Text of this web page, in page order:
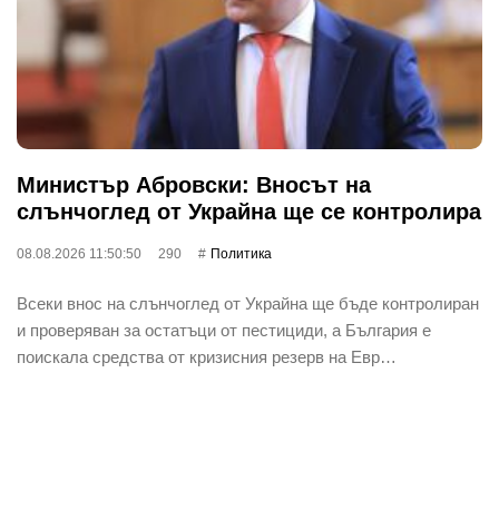
Министър Абровски: Вносът на
слънчоглед от Украйна ще се контролира
08.08.2026 11:50:50 290 Политика
Всеки внос на слънчоглед от Украйна ще бъде контролиран
и проверяван за остатъци от пестициди, а България е
поискала средства от кризисния резерв на Евр…